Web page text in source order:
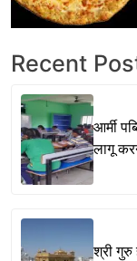
Recent
आर्मी
लागू
श्री गुरु